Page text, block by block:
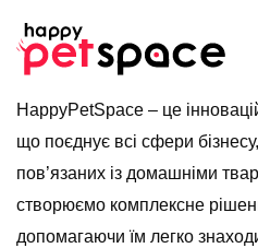
HappyPetSpace – це
що поєднує всі сфери
пов’язаних із домашніми
створюємо комплексне
допомагаючи їм легко